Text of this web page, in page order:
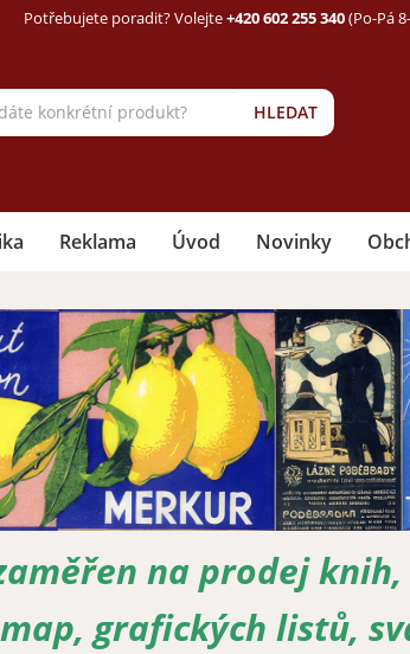
Potřebujete poradit? Volejte+420 602 255 340(Po-Pá
HLEDAT
Reklama Úvod Novinky
na prodej
grafických listů,